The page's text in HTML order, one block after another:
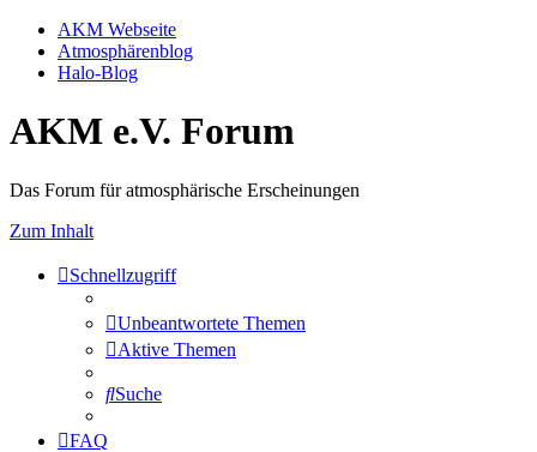
AKM Webseite
Atmosphärenblog
Halo-Blog
AKM e.V. Forum
Das Forum für atmosphärische Erscheinungen
Zum Inhalt
Schnellzugriff
Unbeantwortete Themen
Aktive Themen
Suche
FAQ